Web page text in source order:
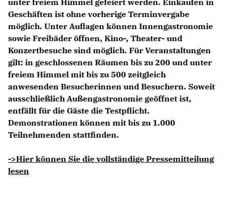
unter freiem Himmel gefeiert werden. Einkaufen in
Geschäften ist ohne vorherige Terminvergabe
möglich. Unter Auflagen können Innengastronomie
sowie Freibäder öffnen, Kino-, Theater- und
Konzertbesuche sind möglich. Für Veranstaltungen
gilt: in geschlossenen Räumen bis zu 200 und unter
freiem Himmel mit bis zu 500 zeitgleich
anwesenden Besucherinnen und Besuchern. Soweit
ausschließlich Außengastronomie geöffnet ist,
entfällt für die Gäste die Testpflicht.
Demonstrationen können mit bis zu 1.000
Teilnehmenden stattfinden.
->Hier können Sie die vollständige Pressemitteilung
lesen